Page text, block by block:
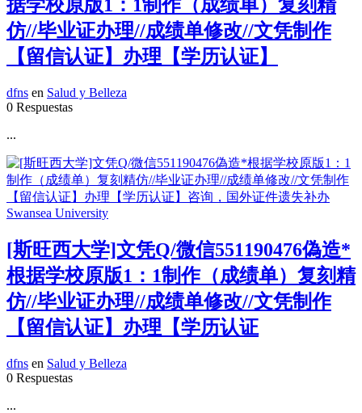
据学校原版1：1制作（成绩单）复刻精
仿//毕业证办理//成绩单修改//文凭制作
【留信认证】办理【学历认证】
dfns en Salud y Belleza
0 Respuestas
...
[斯旺西大学]文凭Q/微信551190476偽造*
根据学校原版1：1制作（成绩单）复刻精
仿//毕业证办理//成绩单修改//文凭制作
【留信认证】办理【学历认证
dfns en Salud y Belleza
0 Respuestas
...